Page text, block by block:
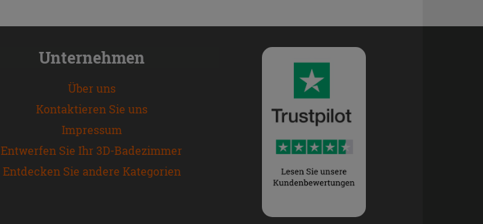
Unternehmen
Über uns
Kontaktieren Sie uns
Impressum
Entwerfen Sie Ihr 3D-Badezimmer
Entdecken Sie andere Kategorien